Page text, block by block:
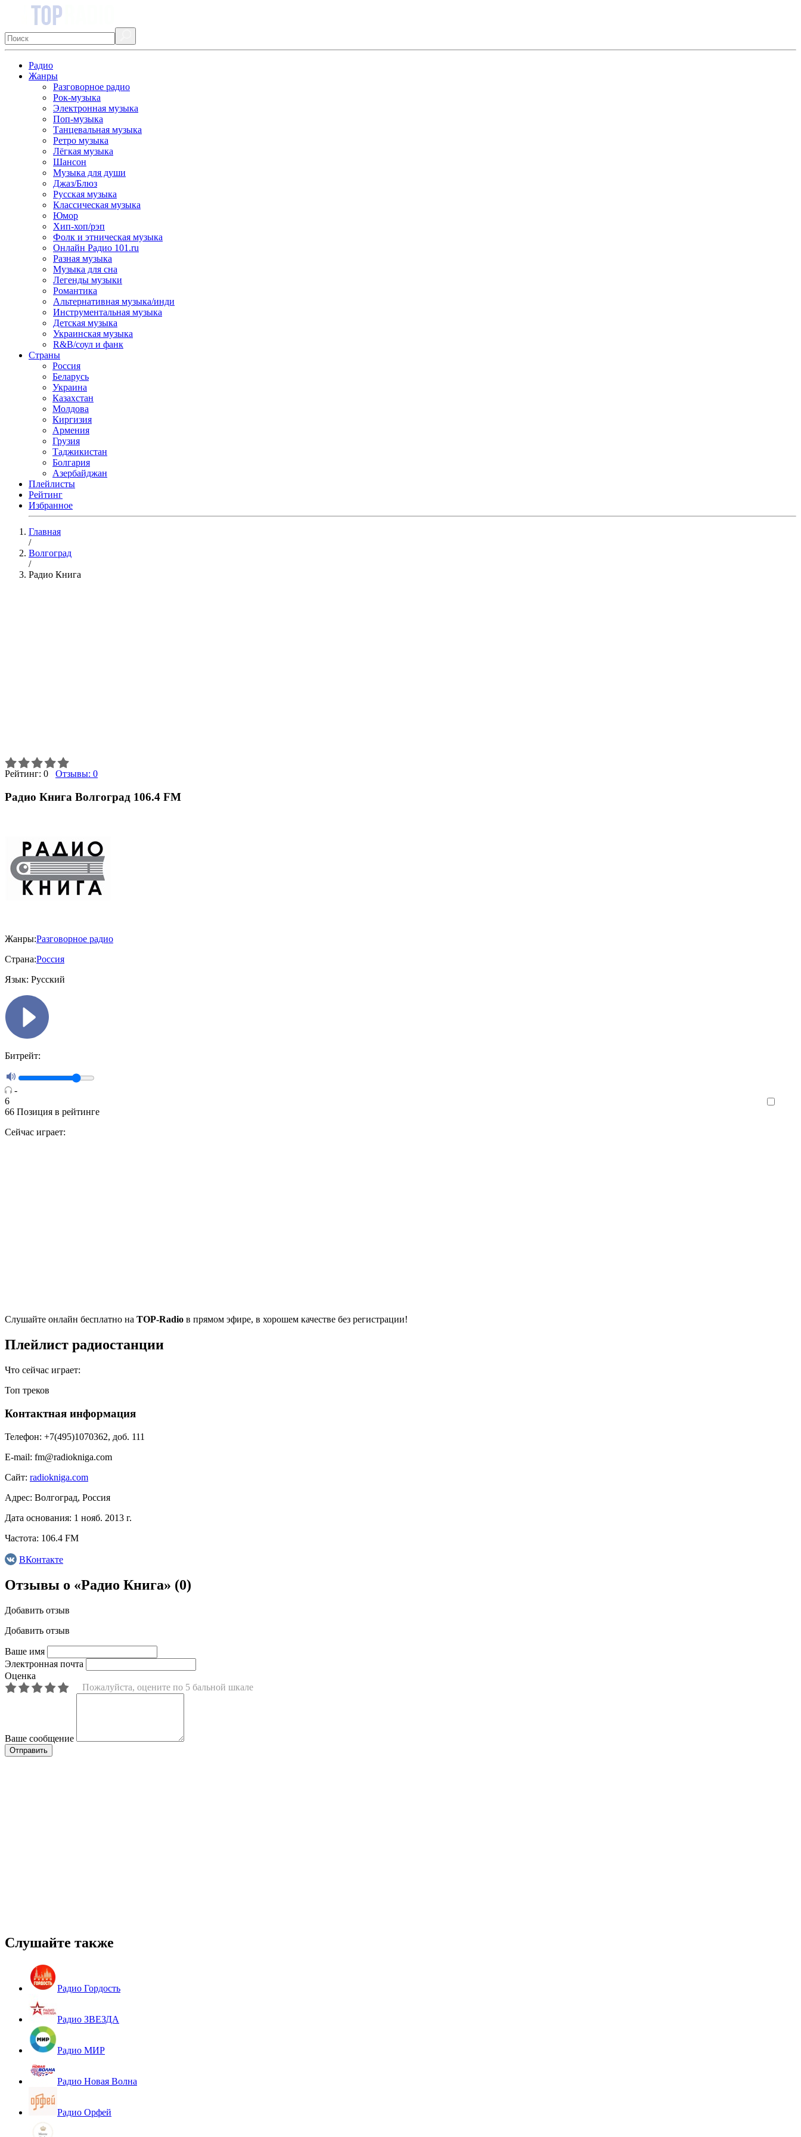
Радио
Жанры
Разговорное радио
Рок-музыка
Электронная музыка
Поп-музыка
Танцевальная музыка
Ретро музыка
Лёгкая музыка
Шансон
Музыка для души
Джаз/Блюз
Русская музыка
Классическая музыка
Юмор
Хип-хоп/рэп
Фолк и этническая музыка
Онлайн Радио 101.ru
Разная музыка
Музыка для сна
Легенды музыки
Романтика
Альтернативная музыка/инди
Инструментальная музыка
Детская музыка
Украинская музыка
R&B/cоул и фанк
Страны
Россия
Беларусь
Украина
Казахстан
Молдова
Киргизия
Армения
Грузия
Таджикистан
Болгария
Азербайджан
Плейлисты
Рейтинг
Избранное
Главная
/
Волгоград
/
Радио Книга
Рейтинг: 0 Отзывы: 0
Радио Книга Волгоград 106.4 FM
Жанры:Разговорное радио
Страна:Россия
Язык: Русский
Битрейт:
-
6
66 Позиция в рейтинге
Сейчас играет:
Cлушайте онлайн бесплатно на TOP-Radio в прямом эфире, в хорошем качестве без регистрации!
Плейлист радиостанции
Что сейчас играет:
Топ треков
Контактная информация
Телефон: +7(495)1070362, доб. 111
E-mail: fm@radiokniga.com
Сайт: radiokniga.com
Адрес: Волгоград, Россия
Дата основания: 1 нояб. 2013 г.
Частота: 106.4 FM
ВКонтакте
Отзывы о «Радио Книга» (0)
Добавить отзыв
Добавить отзыв
Ваше имя
Электронная почта
Оценка
Пожалуйста, оцените по 5 бальной шкале
Ваше сообщение
Слушайте также
Радио Гордость
Радио ЗВЕЗДА
Радио МИР
Радио Новая Волна
Радио Орфей